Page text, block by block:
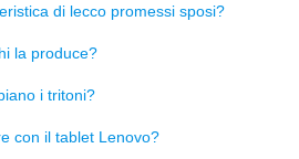
di lecco promessi sposi?
la produce?
i tritoni?
con il tablet Lenovo?